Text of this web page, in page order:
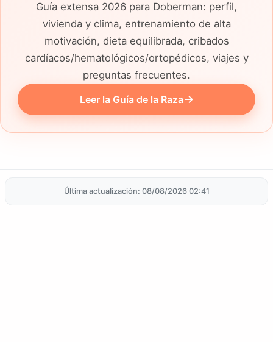
Guía extensa 2026 para Doberman: perfil,
vivienda y clima, entrenamiento de alta
motivación, dieta equilibrada, cribados
cardíacos/hematológicos/ortopédicos, viajes y
preguntas frecuentes.
Leer la Guía de la Raza
Última actualización: 08/08/2026 02:41